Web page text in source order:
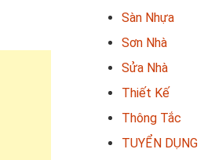
Sàn Nhựa
Sơn Nhà
Sửa Nhà
Thiết Kế
Thông Tắc
TUYỂN DỤNG